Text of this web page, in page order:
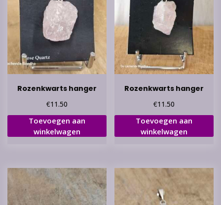
Rozenkwarts hanger
€11.50
Toevoegen aan
winkelwagen
Rozenkwarts hanger
€11.50
Toevoegen aan
winkelwagen